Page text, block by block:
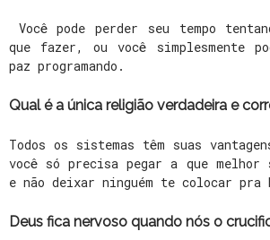
Você pode perder seu tempo
que fazer, ou você simplesmente
paz programando.
Qual é a única religião verdadeira e
Todos os sistemas têm suas
você só precisa pegar a que melhor
e não deixar ninguém te colocar
Deus fica nervoso quando nós o